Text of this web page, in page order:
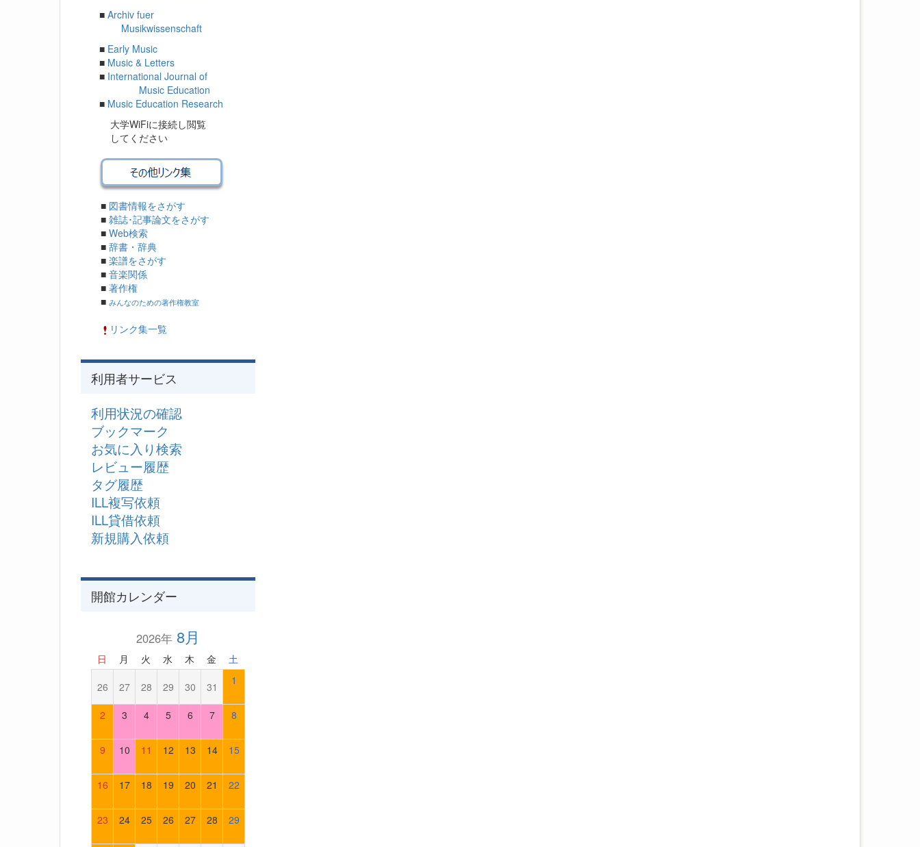
■ Archiv fuer
Musikwissenschaft
■ Early Music
■ Music & Letters
■ International Journal of
Music Education
■ Music Education Research
大学WiFiに接続し閲覧
してください
■ 図書情報をさがす
■ 雑誌･記事論文をさがす
■ Web検索
■ 辞書・辞典
■ 楽譜をさがす
■ 音楽関係
■ 著作権
■ みんなのための著作権教室
リンク集一覧
利用者サービス
利用状況の確認
ブックマーク
お気に入り検索
レビュー履歴
タグ履歴
ILL複写依頼
ILL貸借依頼
新規購入依頼
開館カレンダー
2026年8月
日 月 火 水 木 金 土
26 27 28 29 30 31 1
2 3 4 5 6 7 8
9 10 11 12 13 14 15
16 17 18 19 20 21 22
23 24 25 26 27 28 29